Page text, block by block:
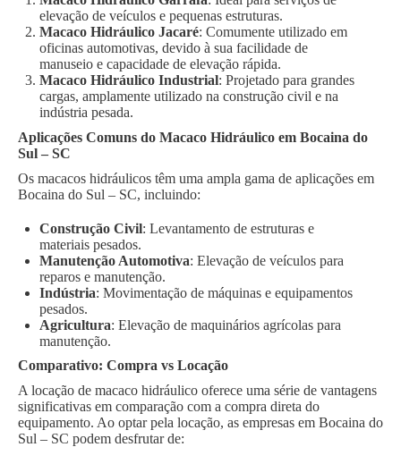
elevação de veículos e pequenas estruturas.
Macaco Hidráulico Jacaré: Comumente utilizado em
oficinas automotivas, devido à sua facilidade de
manuseio e capacidade de elevação rápida.
Macaco Hidráulico Industrial: Projetado para grandes
cargas, amplamente utilizado na construção civil e na
indústria pesada.
Aplicações Comuns do Macaco Hidráulico em Bocaina do
Sul – SC
Os macacos hidráulicos têm uma ampla gama de aplicações em
Bocaina do Sul – SC, incluindo:
Construção Civil: Levantamento de estruturas e
materiais pesados.
Manutenção Automotiva: Elevação de veículos para
reparos e manutenção.
Indústria: Movimentação de máquinas e equipamentos
pesados.
Agricultura: Elevação de maquinários agrícolas para
manutenção.
Comparativo: Compra vs Locação
A locação de macaco hidráulico oferece uma série de vantagens
significativas em comparação com a compra direta do
equipamento. Ao optar pela locação, as empresas em Bocaina do
Sul – SC podem desfrutar de: